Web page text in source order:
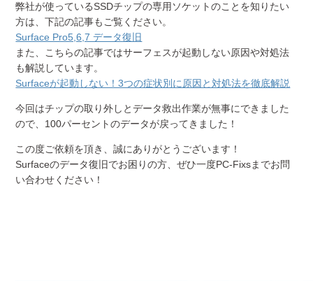
弊社が使っているSSDチップの専用ソケットのことを知りたい
方は、下記の記事もご覧ください。
Surface Pro5,6,7 データ復旧
また、こちらの記事ではサーフェスが起動しない原因や対処法
も解説しています。
Surfaceが起動しない！3つの症状別に原因と対処法を徹底解説
今回はチップの取り外しとデータ救出作業が無事にできました
ので、100パーセントのデータが戻ってきました！
この度ご依頼を頂き、誠にありがとうございます！
Surfaceのデータ復旧でお困りの方、ぜひ一度PC-Fixsまでお問
い合わせください！